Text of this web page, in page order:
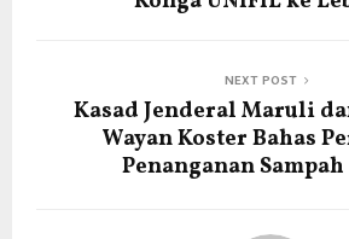
NEXT POST
Kasad Jenderal Maruli
Wayan Koster Bahas
Penanganan